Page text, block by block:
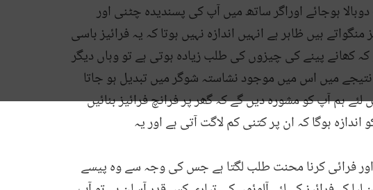
ہوجائے اوراگر ساتھ میں آپ کی پسندیدہ چٹنی اور
ہیں ظاہر ہے انہیں اندازہ نہیں ہوتا کہ یہ فرائیز باسی
پینے کی چیزوں کی طلب زیادہ ہوتی ہے تو وہاں دیگر
میں اس میں موجود نشاستہ شوگر میں تبدیل ہو جاتا
ہم آپ کو مشورہ دیں گے کہ گھر پر فرانچ فرائیز بنائیں
اندازہ ہوگا کہ ان پر کتنی کم لاگت آتی ہے اور یہ
اور فرائی کرنا محنت طلب لگتا ہے جس کی وجہ سے وہ پیسے